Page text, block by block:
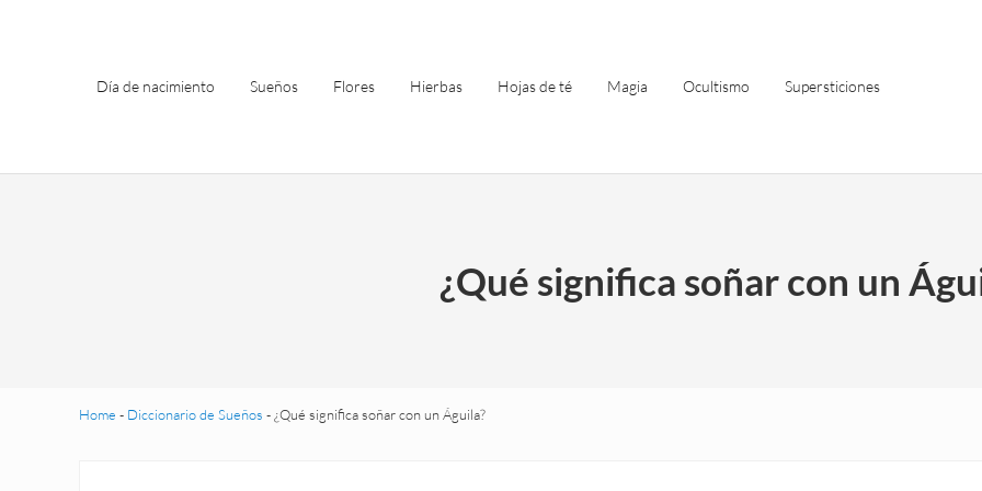
Día de nacimiento Sueños Flores Hierbas Hojas de té Magia Ocultismo Supersticiones
¿Qué significa soñar con un
Home - Diccionario de Sueños - ¿Qué significa soñar con un Águila?